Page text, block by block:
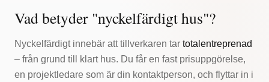
Vad betyder "nyckelfärdigt hus"?
Nyckelfärdigt innebär att tillverkaren tar totalentreprenad
– från grund till klart hus. Du får en fast prisuppgörelse,
en projektledare som är din kontaktperson, och flyttar in i